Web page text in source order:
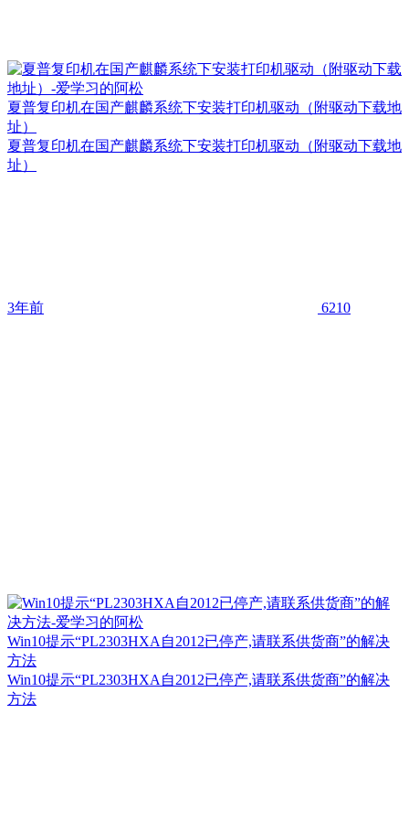
夏普复印机在国产麒麟系统下安装打印机驱动（附驱动下载地
址）
夏普复印机在国产麒麟系统下安装打印机驱动（附驱动下载地
址）
3年前 6210
Win10提示“PL2303HXA自2012已停产,请联系供货商”的解决
方法
Win10提示“PL2303HXA自2012已停产,请联系供货商”的解决
方法